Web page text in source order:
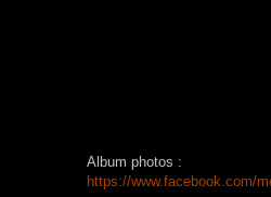
Album photos :
https://www.facebook.com/